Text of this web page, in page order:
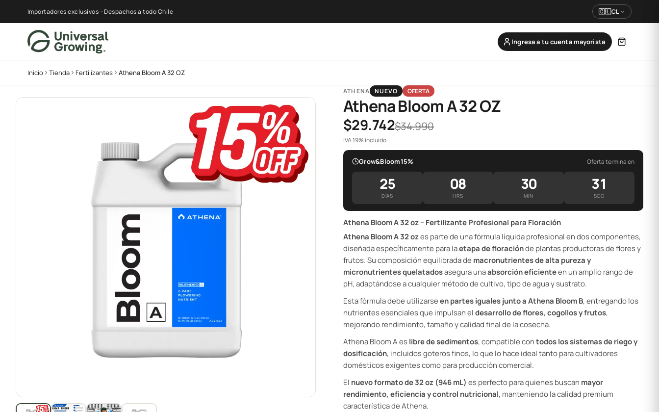
Importadores exclusivos – Despachos a todo Chile 🇨🇱CL
Ingresa a tu cuenta mayorista
Inicio Tienda Fertilizantes Athena Bloom A 32 OZ
ATHENA NUEVO OFERTA
Athena Bloom A 32 OZ
$29.742$34.990
IVA 19% incluido
Grow&Bloom15% Oferta termina en
25
DÍAS
08
HRS
30
MIN
31
SEG
Athena Bloom A 32 oz – Fertilizante Profesional para Floración
Athena Bloom A 32 ozes parte de una fórmula líquida profesional en dos componentes,
diseñada específicamente para laetapa de floraciónde plantas productoras de flores y
frutos. Su composición equilibrada de macronutrientes de alta pureza y
micronutrientes quelatadosasegura unaabsorción eficienteen un amplio rango de
pH, adaptándose a cualquier método de cultivo, tipo de agua y sustrato.
Esta fórmula debe utilizarseen partes iguales junto a Athena Bloom B, entregando los
nutrientes esenciales que impulsan eldesarrollo de flores, cogollos y frutos,
mejorando rendimiento, tamaño y calidad final de la cosecha.
Athena Bloom A eslibre de sedimentos, compatible contodos los sistemas de riego y
dosificación, incluidos goteros finos, lo que lo hace ideal tanto para cultivadores
domésticos exigentes como para producción comercial.
El nuevo formato de 32 oz (946 mL) es perfecto para quienes buscan mayor
rendimiento, eficiencia y control nutricional, manteniendo la calidad premium
característica de Athena.